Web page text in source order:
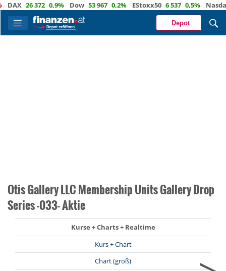
26 372 0,9% Dow 53 967 0,2% EStoxx50 6 537 0,5% Nasdaq
Depot
Otis Gallery LLC Membership Units Gallery Drop
Series -033- Aktie
Kurse + Charts + Realtime
Kurs + Chart
Chart (groß)